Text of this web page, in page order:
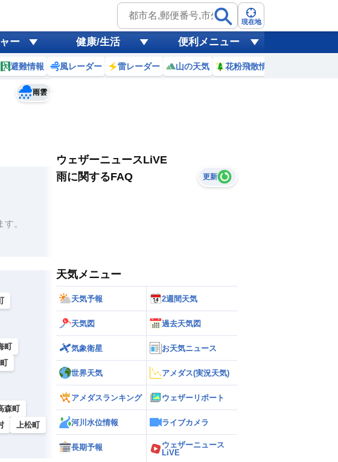
現在地
ー 健康/生活 便利メニュー
避難情報 風レーダー 雷レーダー 山の天気 花粉飛散情報
雨雲
士コメント
台風
。
町
森町
上松町
ウェザーニュースLiVE
雨に関するFAQ
更新
天気メニュー
天気予報 2週間天気
天気図 過去天気図
気象衛星 お天気ニュース
世界天気 アメダス(実況天気)
アメダスランキング ウェザーリポート
河川水位情報 ライブカメラ
長期予報
ウェザーニュース
LiVE